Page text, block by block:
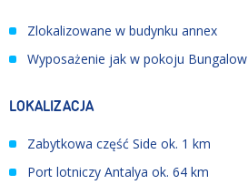
Zlokalizowane w budynku annex
Wyposażenie jak w pokoju Bungalow
LOKALIZACJA
Zabytkowa część Side ok. 1 km
Port lotniczy Antalya ok. 64 km